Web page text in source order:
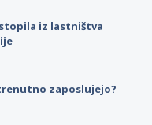
iz lastništva
zaposlujejo?